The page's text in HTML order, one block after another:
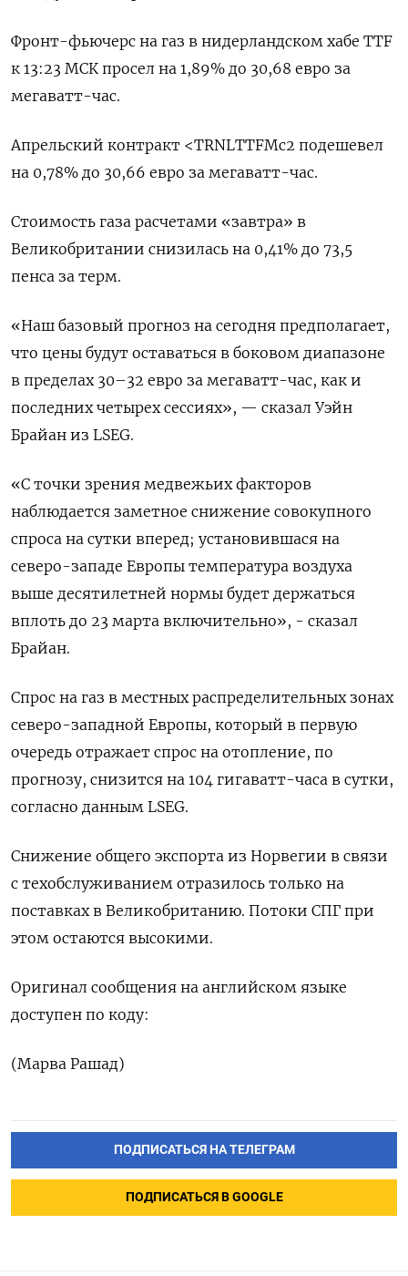
Фронт-фьючерс ​на газ ​в нидерландском ⁠хабе TTF
к 13:23 МСК просел ‌на 1,89% до 30,68 ‌евро за
мегаватт-час.
Апрельский контракт <TRNLTTFMc2 подешевел
на 0,78% до 30,66 евро ​за мегаватт-час.
Стоимость газа расчетами «завтра» в
Великобритании снизилась ‌на 0,41% до 73,5
пенса за терм.
«Наш ​базовый прогноз на сегодня предполагает,
что цены ‌будут оставаться в боковом диапазоне
в пределах 30–32 евро за мегаватт-час, как и
последних четырех сессиях», — ​сказал Уэйн
Брайан ​из LSEG.
«С ‌точки зрения медвежьих факторов
наблюдается заметное снижение совокупного
спроса ​на сутки вперед; установившася на
северо-западе Европы температура воздуха
выше десятилетней нормы будет держаться
вплоть до 23 марта включительно», - сказал
Брайан.
Спрос на газ в местных распределительных зонах
северо-западной Европы, который в первую
очередь отражает спрос на ​отопление, по
⁠прогнозу, снизится на 104 гигаватт-часа в сутки,
согласно данным LSEG.
Cнижение общего ‌экспорта из Норвегии в связи
с техобслуживанием отразилось ‌только на
поставках в Великобританию. Потоки СПГ при
этом ​остаются высокими.
Оригинал сообщения на английском ‌языке
доступен по коду:
(Марва Рашад)
ПОДПИСАТЬСЯ НА ТЕЛЕГРАМ
ПОДПИСАТЬСЯ В GOOGLE